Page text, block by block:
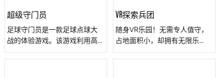
超级守门员
足球守门员是一款足球点球大
战的体验游戏。该游戏利用高
速摄像头实时捕捉射门时足球
的运动轨迹，对足球的射门点
VR探索兵团
随身VR乐园！无需专人值守，
占地面积小，却拥有无限乐
趣。一键启动，即刻进入VR世
界，享受射击、冒险、益智等